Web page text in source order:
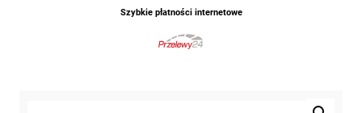
Szybkie płatności internetowe